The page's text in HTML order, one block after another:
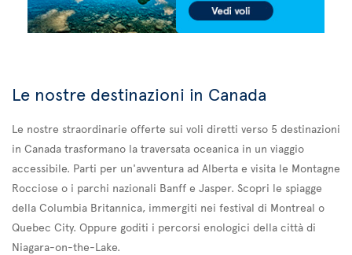
Le nostre destinazioni in Canada
Le nostre straordinarie offerte sui voli diretti verso 5 destinazioni
in Canada trasformano la traversata oceanica in un viaggio
accessibile. Parti per un'avventura ad Alberta e visita le Montagne
Rocciose o i parchi nazionali Banff e Jasper. Scopri le spiagge
della Columbia Britannica, immergiti nei festival di Montreal o
Quebec City. Oppure goditi i percorsi enologici della città di
Niagara-on-the-Lake.